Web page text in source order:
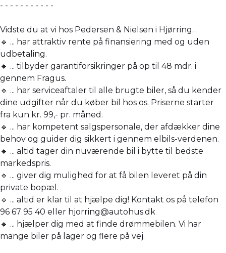
- - - - - - - - - - -
Vidste du at vi hos Pedersen & Nielsen i Hjørring…
🔹 ... har attraktiv rente på finansiering med og uden
udbetaling.
🔹 ... tilbyder garantiforsikringer på op til 48 mdr. i
gennem Fragus.
🔹 ... har serviceaftaler til alle brugte biler, så du kender
dine udgifter når du køber bil hos os. Priserne starter
fra kun kr. 99,- pr. måned.
🔹 ... har kompetent salgspersonale, der afdækker dine
behov og guider dig sikkert i gennem elbils-verdenen.
🔹 ... altid tager din nuværende bil i bytte til bedste
markedspris.
🔹 ... giver dig mulighed for at få bilen leveret på din
private bopæl.
🔹 ... altid er klar til at hjælpe dig! Kontakt os på telefon
96 67 95 40 eller hjorring@autohus.dk
🔹 ... hjælper dig med at finde drømmebilen. Vi har
mange biler på lager og flere på vej.